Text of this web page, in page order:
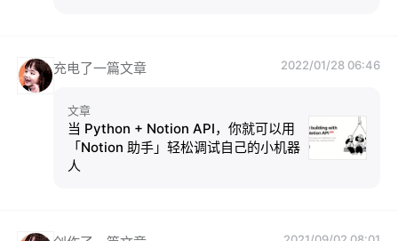
充电了一篇文章 2022/01/28 06:46
文章
当 Python + Notion API，你就可以用
「Notion 助手」轻松调试自己的小机器
人